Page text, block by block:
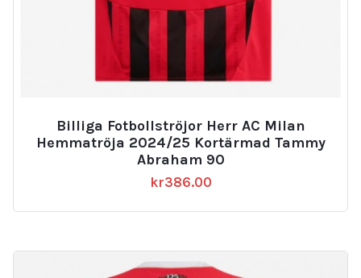
Billiga Fotbollströjor Herr AC Milan
Hemmatröja 2024/25 Kortärmad Tammy
Abraham 90
kr386.00